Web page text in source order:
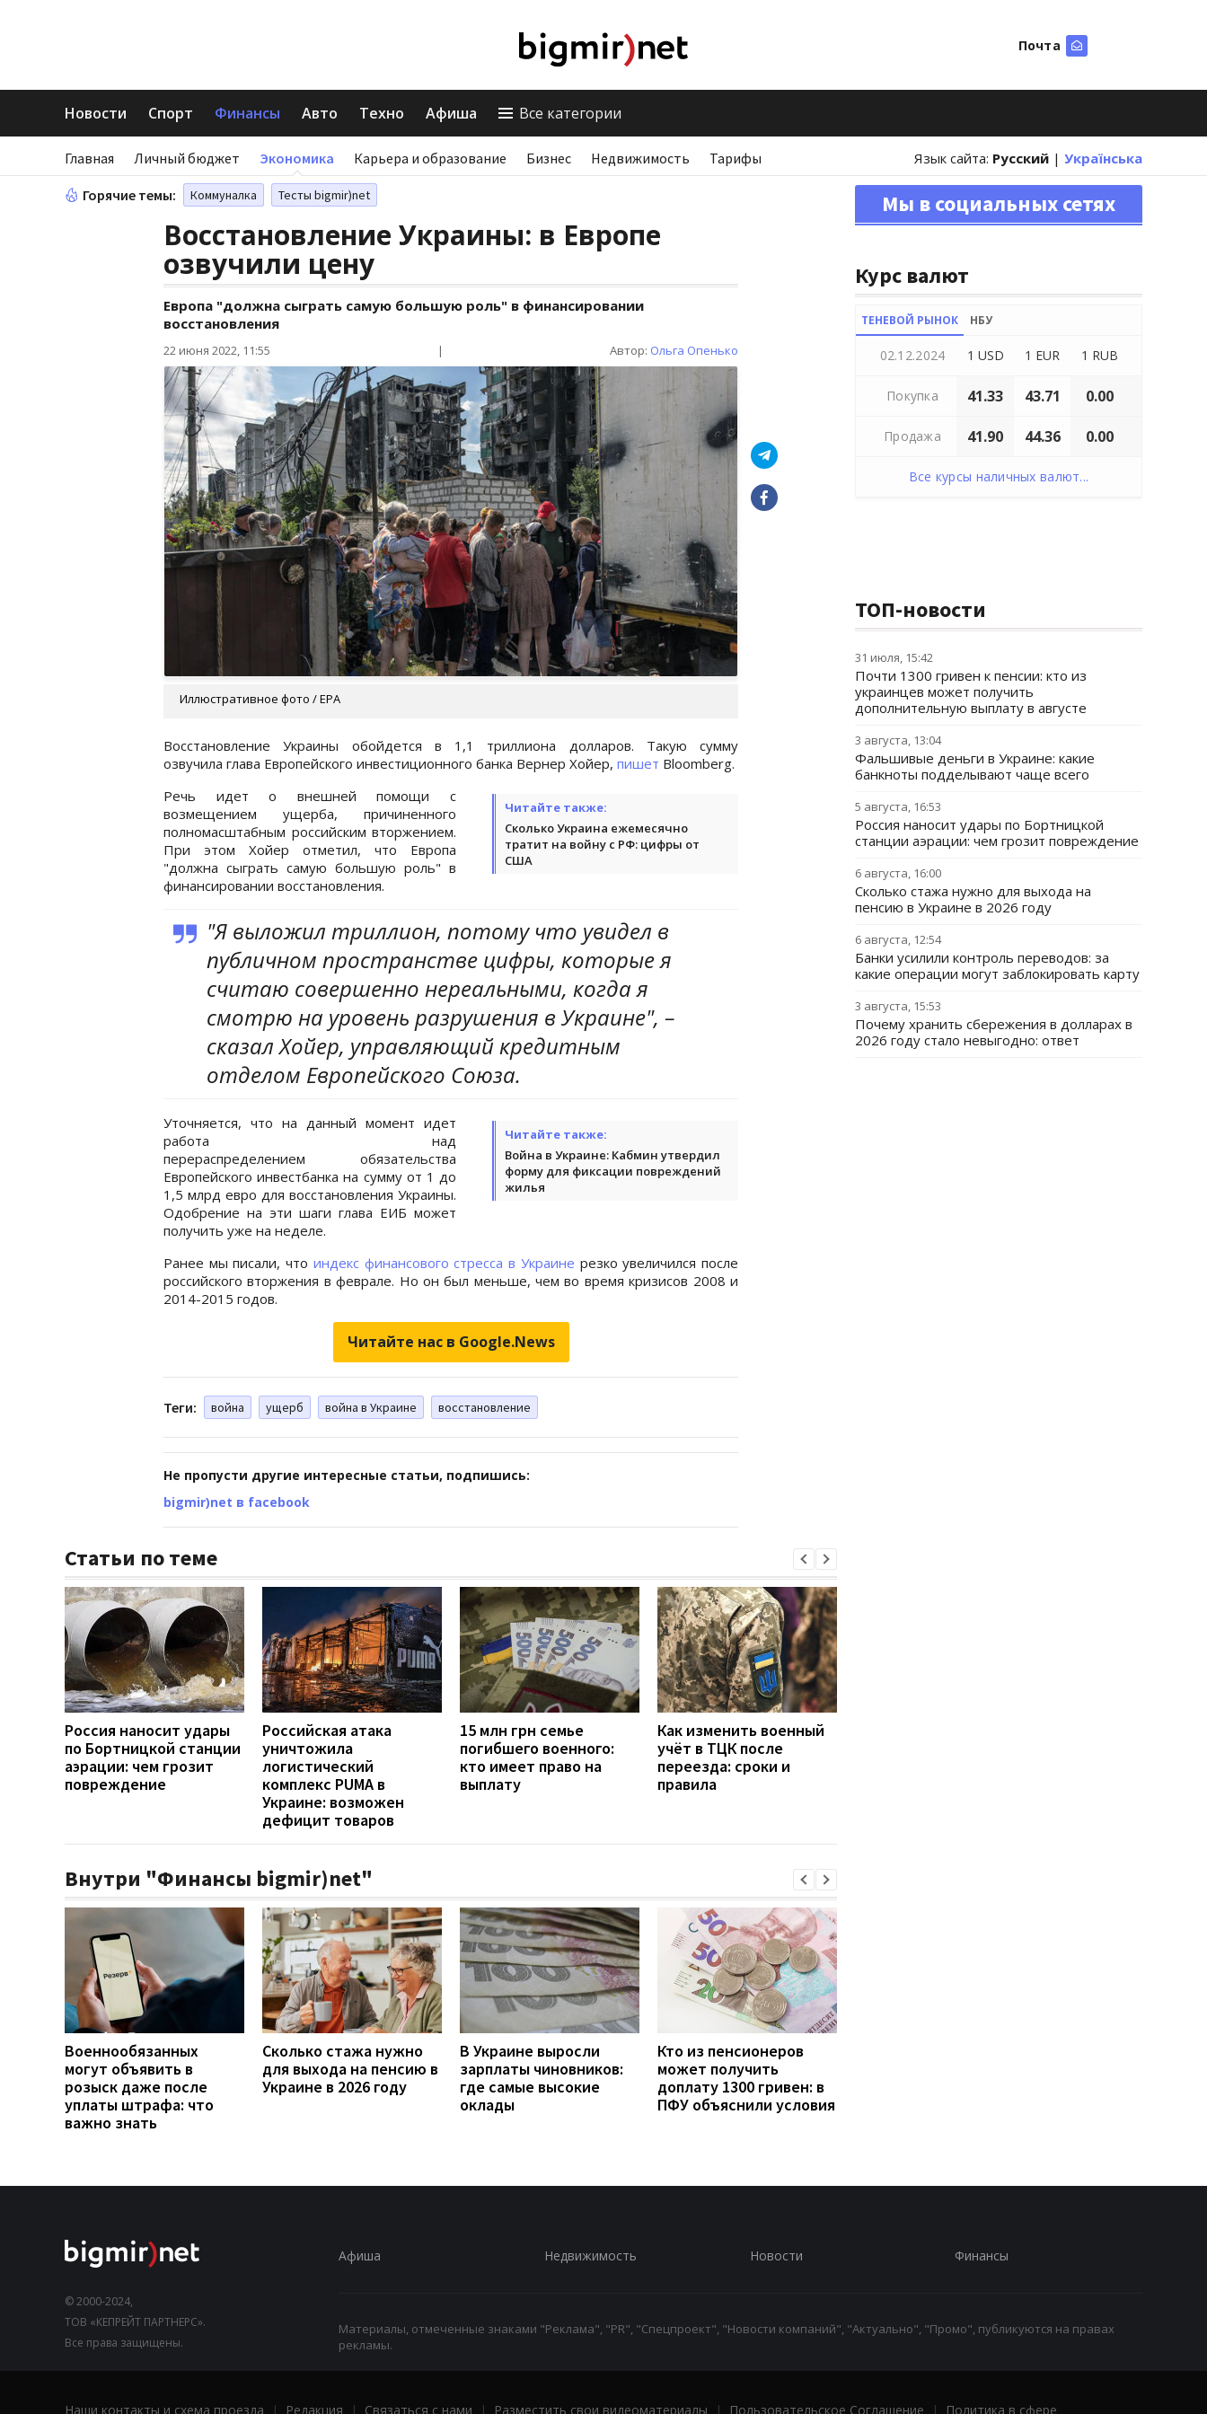
Почта
Новости Спорт Финансы Авто Техно Афиша Все категории
Главная Личный бюджет Экономика Карьера и образование Бизнес Недвижимость Тарифы Язык сайта: Русский | Українська
Горячие темы: Коммуналка Тесты bigmir)net
Восстановление Украины: в Европе
озвучили цену
Европа "должна сыграть самую большую роль" в финансировании
восстановления
22 июня 2022, 11:55 | Автор: Ольга Опенько
Иллюстративное фото / EPA
Восстановление Украины обойдется в 1,1 триллиона долларов. Такую сумму
озвучила глава Европейского инвестиционного банка Вернер Хойер, пишет Bloomberg.
Читайте также:
Сколько Украина ежемесячно
тратит на войну с РФ: цифры от
США
Речь идет о внешней помощи с
возмещением ущерба, причиненного
полномасштабным российским вторжением.
При этом Хойер отметил, что Европа
"должна сыграть самую большую роль" в
финансировании восстановления.
"Я выложил триллион, потому что увидел в
публичном пространстве цифры, которые я
считаю совершенно нереальными, когда я
смотрю на уровень разрушения в Украине", –
сказал Хойер, управляющий кредитным
отделом Европейского Союза.
Читайте также:
Война в Украине: Кабмин утвердил
форму для фиксации повреждений
жилья
Уточняется, что на данный момент идет
работа над
перераспределением обязательства
Европейского инвестбанка на сумму от 1 до
1,5 млрд евро для восстановления Украины.
Одобрение на эти шаги глава ЕИБ может
получить уже на неделе.
Ранее мы писали, что индекс финансового стресса в Украине резко увеличился после
российского вторжения в феврале. Но он был меньше, чем во время кризисов 2008 и
2014-2015 годов.
Читайте нас в Google.News
Теги: война ущерб война в Украине восстановление
Не пропусти другие интересные статьи, подпишись:
bigmir)net в facebook
Статьи по теме
Россия наносит удары
по Бортницкой станции
аэрации: чем грозит
повреждение
Российская атака
уничтожила
логистический
комплекс PUMA в
Украине: возможен
дефицит товаров
15 млн грн семье
погибшего военного:
кто имеет право на
выплату
Как изменить военный
учёт в ТЦК после
переезда: сроки и
правила
Внутри "Финансы bigmir)net"
Военнообязанных
могут объявить в
розыск даже после
уплаты штрафа: что
важно знать
Сколько стажа нужно
для выхода на пенсию в
Украине в 2026 году
В Украине выросли
зарплаты чиновников:
где самые высокие
оклады
Кто из пенсионеров
может получить
доплату 1300 гривен: в
ПФУ объяснили условия
Мы в социальных сетях
Курс валют
ТЕНЕВОЙ РЫНОК НБУ
02.12.2024 1 USD 1 EUR 1 RUB
Покупка 41.33 43.71 0.00
Продажа 41.90 44.36 0.00
Все курсы наличных валют...
ТОП-новости
31 июля, 15:42
Почти 1300 гривен к пенсии: кто из
украинцев может получить
дополнительную выплату в августе
3 августа, 13:04
Фальшивые деньги в Украине: какие
банкноты подделывают чаще всего
5 августа, 16:53
Россия наносит удары по Бортницкой
станции аэрации: чем грозит повреждение
6 августа, 16:00
Сколько стажа нужно для выхода на
пенсию в Украине в 2026 году
6 августа, 12:54
Банки усилили контроль переводов: за
какие операции могут заблокировать карту
3 августа, 15:53
Почему хранить сбережения в долларах в
2026 году стало невыгодно: ответ
© 2000-2024,
ТОВ «КЕПРЕЙТ ПАРТНЕРС».
Все права защищены.
Афиша Недвижимость Новости Финансы
Материалы, отмеченные знаками "Реклама", "PR", "Спецпроект", "Новости компаний", "Актуально", "Промо", публикуются на правах
рекламы.
Наши контакты и схема проезда | Редакция | Связаться с нами | Разместить свои видеоматериалы | Пользовательское Соглашение | Политика в сфере